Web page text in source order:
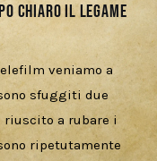
chiaro il legame
veniamo a
sfuggiti due
riuscito a rubare i
ripetutamente